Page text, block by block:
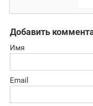
Добавить
Имя
Email